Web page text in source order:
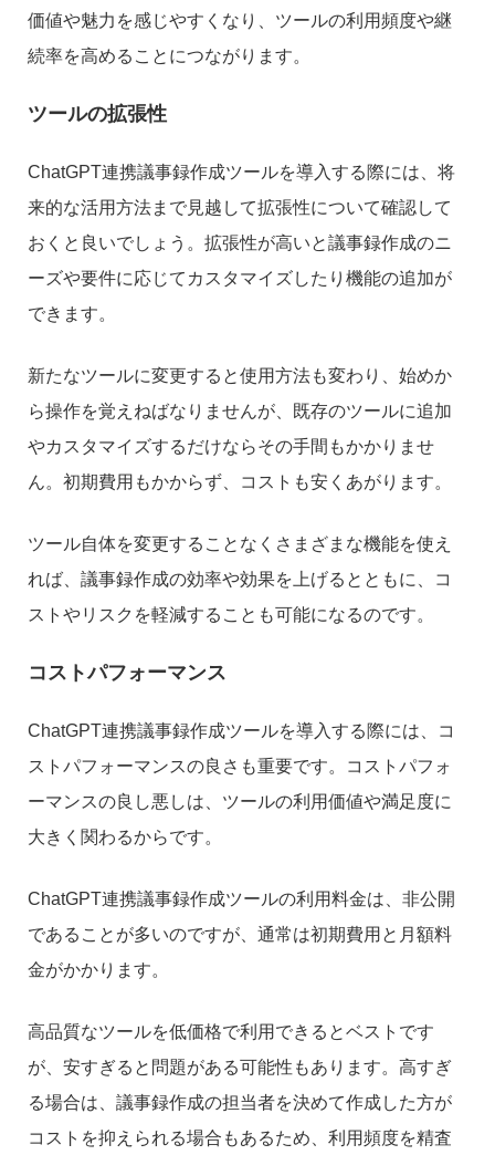
価値や魅力を感じやすくなり、ツールの利用頻度や継
続率を高めることにつながります。
ツールの拡張性
ChatGPT連携議事録作成ツールを導入する際には、将
来的な活用方法まで見越して拡張性について確認して
おくと良いでしょう。拡張性が高いと議事録作成のニ
ーズや要件に応じてカスタマイズしたり機能の追加が
できます。
新たなツールに変更すると使用方法も変わり、始めか
ら操作を覚えねばなりませんが、既存のツールに追加
やカスタマイズするだけならその手間もかかりませ
ん。初期費用もかからず、コストも安くあがります。
ツール自体を変更することなくさまざまな機能を使え
れば、議事録作成の効率や効果を上げるとともに、コ
ストやリスクを軽減することも可能になるのです。
コストパフォーマンス
ChatGPT連携議事録作成ツールを導入する際には、コ
ストパフォーマンスの良さも重要です。コストパフォ
ーマンスの良し悪しは、ツールの利用価値や満足度に
大きく関わるからです。
ChatGPT連携議事録作成ツールの利用料金は、非公開
であることが多いのですが、通常は初期費用と月額料
金がかかります。
高品質なツールを低価格で利用できるとベストです
が、安すぎると問題がある可能性もあります。高すぎ
る場合は、議事録作成の担当者を決めて作成した方が
コストを抑えられる場合もあるため、利用頻度を精査